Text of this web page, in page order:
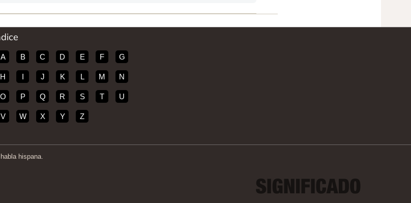
A B C D E F G
H I J K L M N
O P Q R S T U
V W X Y Z
hispana.